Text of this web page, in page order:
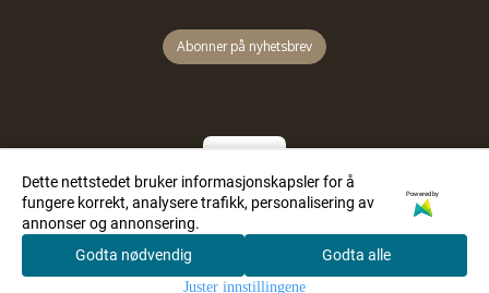
Abonner på nyhetsbrev
Dette nettstedet bruker informasjonskapsler for å
fungere korrekt, analysere trafikk, personalisering av
annonser og annonsering.
Powered by
Godta nødvendig Godta alle
Juster innstillingene